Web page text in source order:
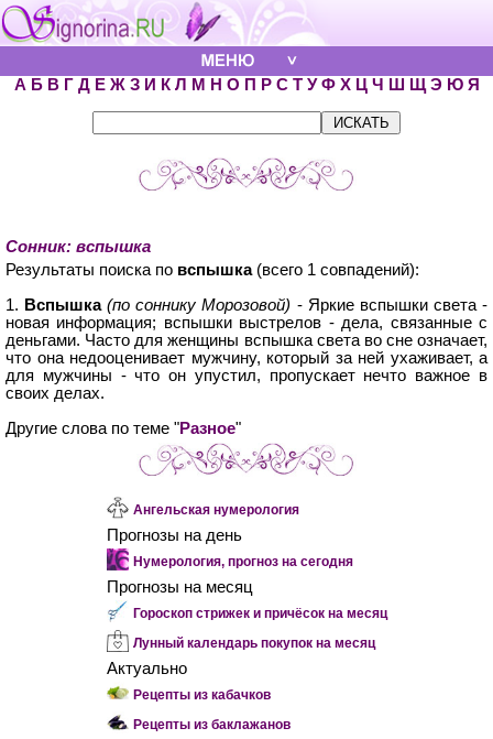
А Б В Г Д Е Ж З И К Л М Н О П Р С Т У Ф Х Ц Ч Ш Щ Э Ю Я
Сонник: вспышка
Результаты поиска по вспышка(всего 1 совпадений):
1. Вспышка(по соннику Морозовой) - Яркие вспышки света -
новая информация; вспышки выстрелов - дела, связанные с
деньгами. Часто для женщины вспышка света во сне означает,
что она недооценивает мужчину, который за ней ухаживает, а
для мужчины - что он упустил, пропускает нечто важное в
своих делах.
Другие слова по теме "Разное"
Ангельская нумерология
Прогнозы на день
Нумерология, прогноз на сегодня
Прогнозы на месяц
Гороскоп стрижек и причёсок на месяц
Лунный календарь покупок на месяц
Актуально
Рецепты из кабачков
Рецепты из баклажанов